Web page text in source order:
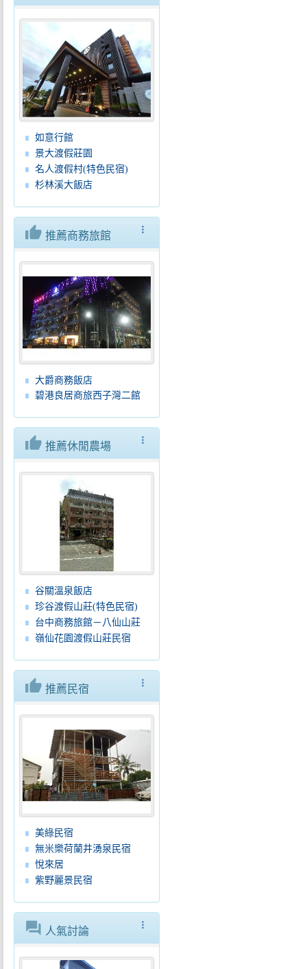
如意行館
景大渡假莊園
名人渡假村(特色民宿)
杉林溪大飯店
more_vert
thumb_up 推薦商務旅館
大爵商務飯店
碧港良居商旅西子灣二館
more_vert
thumb_up 推薦休閒農場
谷關溫泉飯店
珍谷渡假山莊(特色民宿)
台中商務旅館－八仙山莊
嶺仙花園渡假山莊民宿
more_vert
thumb_up 推薦民宿
美綠民宿
無米樂荷蘭井湧泉民宿
悅來居
紫野麗景民宿
more_vert
forum 人氣討論